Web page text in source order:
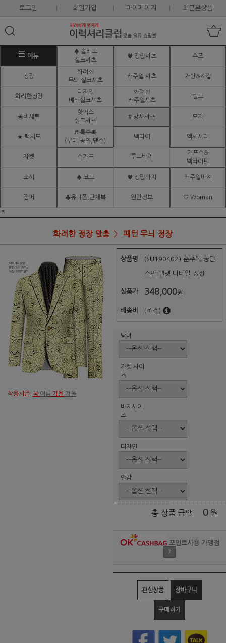
로그인 회원가입 마이페이지 최근본상품
메뉴
♠ 솔리드
실크셔츠
♥ 정장셔츠 슈즈
정장
화려한
무늬 실크셔츠
캐주얼 셔츠 가방&지갑
화려한정장
디자인
배색실크셔츠
화려한
캐주얼셔츠
벨트
콤비세트
핫픽스
실크셔츠
# 망사셔츠 모자
★ 턱시도
♬ 특수복
(무대.공연,댄스)
넥타이 액세서리
자켓 스카프 루프타이
커프스&
넥타이핀
조끼 ♠ 코트 ♥ 정장바지 캐주얼바지
점퍼 ♣유니폼,단체복 원단정보 ♡ Woman
ㅌ
화려한 정장 맞춤 패턴 무늬 정장
착용시즌: 봄 여름 가을 겨울
상품명 (SU190402) 춘추복 공단
스판 벨벳 디테일 정장
상품가 348,000원
배송비 (조건)
남녀
자켓 사이
즈
바지사이
즈
디자인
안감
총 상품 금액 0 원
포인트사용 가맹점
?
관심상품 장바구니
구매하기